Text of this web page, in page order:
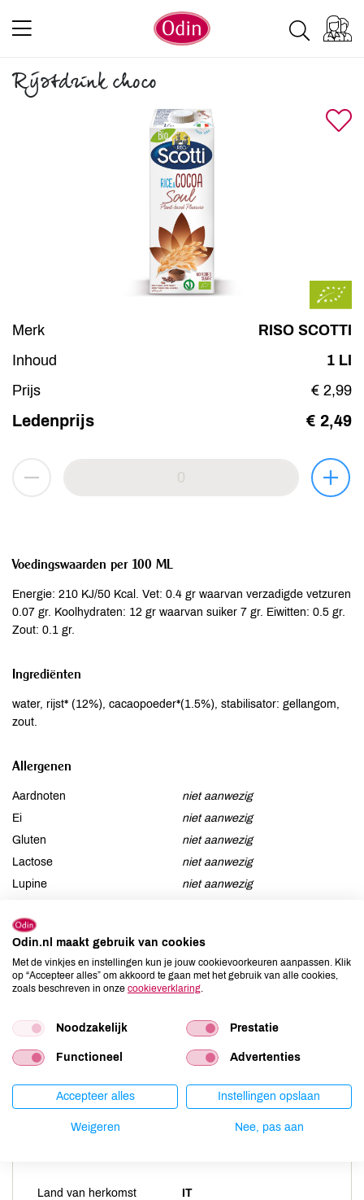
Rijstdrink choco
Merk
RISO SCOTTI
Inhoud
1 LI
Prijs
€ 2,99
Ledenprijs € 2,49
Voedingswaarden per 100 ML
Energie: 210 KJ/50 Kcal. Vet: 0.4 gr waarvan verzadigde vetzuren
0.07 gr. Koolhydraten: 12 gr waarvan suiker 7 gr. Eiwitten: 0.5 gr.
Zout: 0.1 gr.
Ingrediënten
water, rijst* (12%), cacaopoeder*(1.5%), stabilisator: gellangom,
zout.
Allergenen
Aardnoten
niet aanwezig
Ei
niet aanwezig
Gluten
niet aanwezig
Lactose
niet aanwezig
Lupine
niet aanwezig
Noten
Schaaldieren
niet aanwezig
Selderij
niet aanwezig
Sesam
niet aanwezig
Vis
niet aanwezig
Weekdieren
niet aanwezig
Land van herkomst IT
Odin.nl maakt gebruik van cookies
Met de vinkjes en instellingen kun je jouw cookievoorkeuren aanpassen. Klik
op “Accepteer alles” om akkoord te gaan met het gebruik van alle cookies,
zoals beschreven in onze cookieverklaring
Noodzakelijk Prestatie
Functioneel Advertenties
Accepteer alles Instellingen opslaan
Weigeren Nee, pas aan